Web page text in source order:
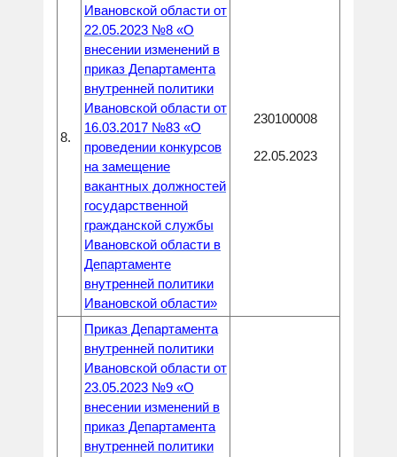
8.
Ивановской области от
22.05.2023 №8 «О
внесении изменений в
приказ Департамента
внутренней политики
Ивановской области от
16.03.2017 №83 «О
проведении конкурсов
на замещение
вакантных должностей
государственной
гражданской службы
Ивановской области в
Департаменте
внутренней политики
Ивановской области»
230100008
22.05.2023
Приказ Департамента
внутренней политики
Ивановской области от
23.05.2023 №9 «О
внесении изменений в
приказ Департамента
внутренней политики